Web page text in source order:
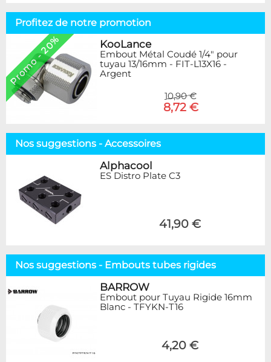
Profitez de notre promotion
Promo - 20% KooLance
Embout Métal Coudé 1/4" pour
tuyau 13/16mm - FIT-L13X16 -
Argent
10,90 €
8,72 €
Nos suggestions - Accessoires
Alphacool
ES Distro Plate C3
41,90 €
Nos suggestions - Embouts tubes rigides
BARROW
Embout pour Tuyau Rigide 16mm
Blanc - TFYKN-T16
4,20 €